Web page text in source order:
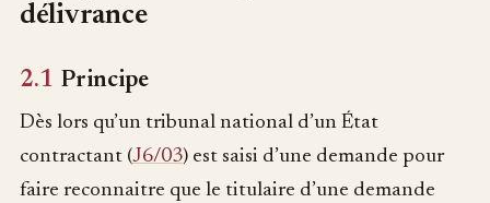
délivrance
2.1 Principe
Dès lors qu’un tribunal national d’un État
contractant (J6/03) est saisi d’une demande pour
faire reconnaitre que le titulaire d’une demande